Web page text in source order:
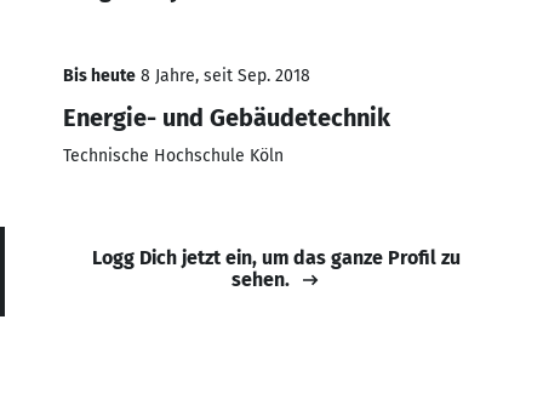
Bis heute 8 Jahre, seit Sep. 2018
Energie- und Gebäudetechnik
Technische Hochschule Köln
Logg Dich jetzt ein, um das ganze Profil zu
sehen.